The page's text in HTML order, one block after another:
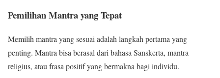
Pemilihan Mantra yang Tepat
Memilih mantra yang sesuai adalah langkah pertama yang
penting. Mantra bisa berasal dari bahasa Sanskerta, mantra
religius, atau frasa positif yang bermakna bagi individu.